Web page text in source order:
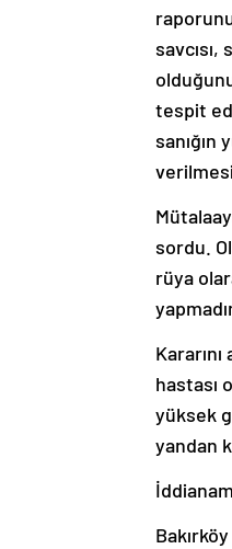
tespit
sanığın
sordu.
rüya
hastası
yüksek
yandan